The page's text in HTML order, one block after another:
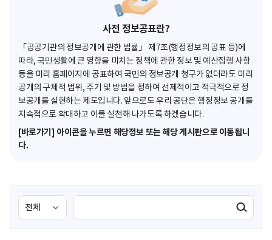
사전 정보공표란?
「공공기관의 정보공개에 관한 법률」 제7조(행정정보의 공표 등)에
따라, 국민생활에 큰 영향을 미치는 정책에 관한 정보 및 예산집행 사항
등을 미리 홈페이지에 공표하여 국민의 정보공개 청구가 없더라도 미리
공개의 구체적 범위, 주기 및 방법을 정하여 선제적이고 적극적으로 정
보공개를 실현하는 제도입니다. 앞으로도 우리 공단은 행정정보 공개를
지속적으로 확대하고 이를 실천해 나가도록 하겠습니다.
[바로가기] 아이콘을 누르면 해당정보 또는 해당 게시판으로 이동됩니
다.
검
색
색
검색실행